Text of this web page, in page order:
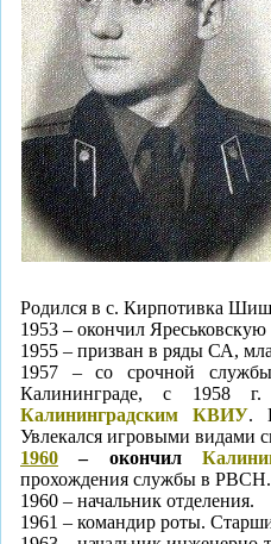
Родился в с. Кирпотивка
1953 – окончил
1955 – призван в ряды СА,
1957 – со срочной
Калининграде, с 1958 г.
Калининградским КВИУ.
Увлекался игровыми видами
1960 – окончил
прохождения службы в РВСН.
1960 – начальник отделения.
1961 – командир роты.